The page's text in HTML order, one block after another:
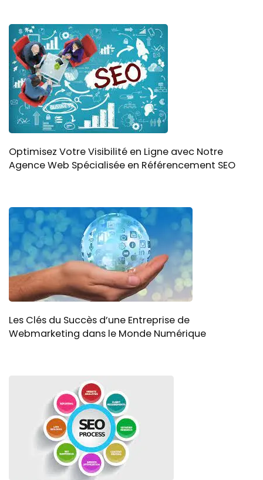
Optimisez Votre Visibilité en Ligne avec Notre
Agence Web Spécialisée en Référencement SEO
Les Clés du Succès d’une Entreprise de
Webmarketing dans le Monde Numérique